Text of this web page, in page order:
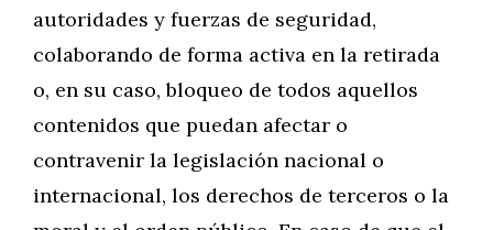
autoridades y fuerzas de seguridad,
colaborando de forma activa en la retirada
o, en su caso, bloqueo de todos aquellos
contenidos que puedan afectar o
contravenir la legislación nacional o
internacional, los derechos de terceros o la